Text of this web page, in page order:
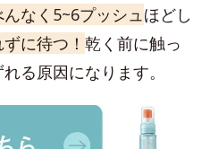
なく5~6プッシュほどし
に待つ！ 乾く前に触っ
る原因になります。